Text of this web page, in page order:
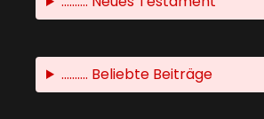
.......... Beliebte Beiträge